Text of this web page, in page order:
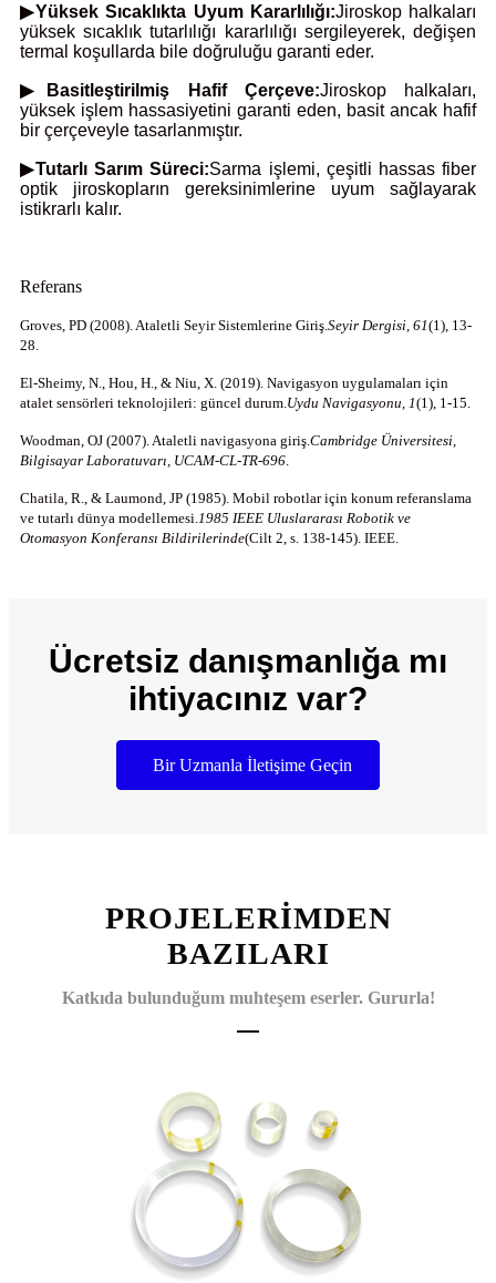
▶Yüksek Sıcaklıkta Uyum Kararlılığı:Jiroskop halkaları
yüksek sıcaklık tutarlılığı kararlılığı sergileyerek, değişen
termal koşullarda bile doğruluğu garanti eder.
▶Basitleştirilmiş Hafif Çerçeve:Jiroskop halkaları,
yüksek işlem hassasiyetini garanti eden, basit ancak hafif
bir çerçeveyle tasarlanmıştır.
▶Tutarlı Sarım Süreci:Sarma işlemi, çeşitli hassas fiber
optik jiroskopların gereksinimlerine uyum sağlayarak
istikrarlı kalır.
Referans
Groves, PD (2008). Ataletli Seyir Sistemlerine Giriş. Seyir Dergisi, 61(1), 13-
28.
El-Sheimy, N., Hou, H., & Niu, X. (2019). Navigasyon uygulamaları için
atalet sensörleri teknolojileri: güncel durum. Uydu Navigasyonu, 1(1), 1-15.
Woodman, OJ (2007). Ataletli navigasyona giriş. Cambridge Üniversitesi,
Bilgisayar Laboratuvarı, UCAM-CL-TR-696
Chatila, R., & Laumond, JP (1985). Mobil robotlar için konum referanslama
ve tutarlı dünya modellemesi. 1985 IEEE Uluslararası Robotik ve
Otomasyon Konferansı Bildirilerinde(Cilt 2, s. 138-145). IEEE.
Ücretsiz danışmanlığa mı
ihtiyacınız var?
Bir Uzmanla İletişime Geçin
PROJELERİMDEN
BAZILARI
Katkıda bulunduğum muhteşem eserler. Gururla!